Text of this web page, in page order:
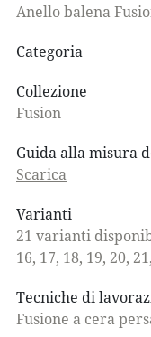
Anello balena
Categoria
Collezione
Fusion
Guida alla misura
Scarica
Varianti
21 varianti
16, 17, 18, 19, 20,
Tecniche di
Fusione a cera